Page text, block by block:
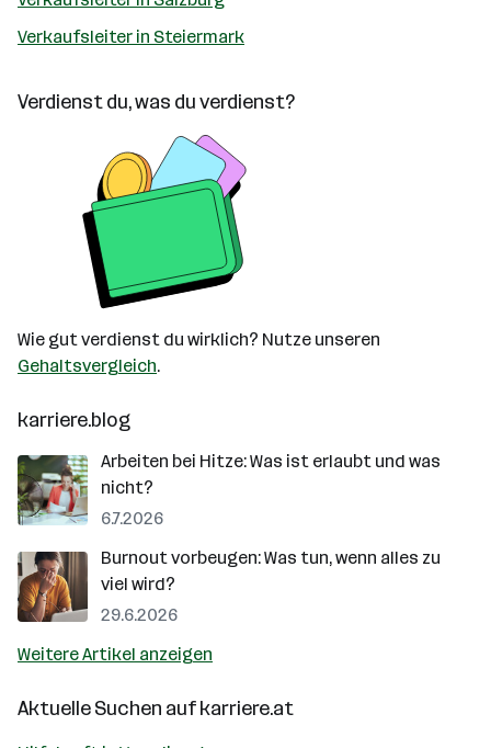
Verkaufsleiter in Steiermark
Verdienst du, was du verdienst?
Wie gut verdienst du wirklich? Nutze unseren
Gehaltsvergleich.
karriere.blog
Arbeiten bei Hitze: Was ist erlaubt und was
nicht?
6.7.2026
Burnout vorbeugen: Was tun, wenn alles zu
viel wird?
29.6.2026
Weitere Artikel anzeigen
Aktuelle Suchen aufkarriere.at